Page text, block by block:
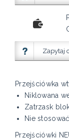
Zapytaj
Przejściówka
Niklowana
Zatrzask
Nie
Przejściówki